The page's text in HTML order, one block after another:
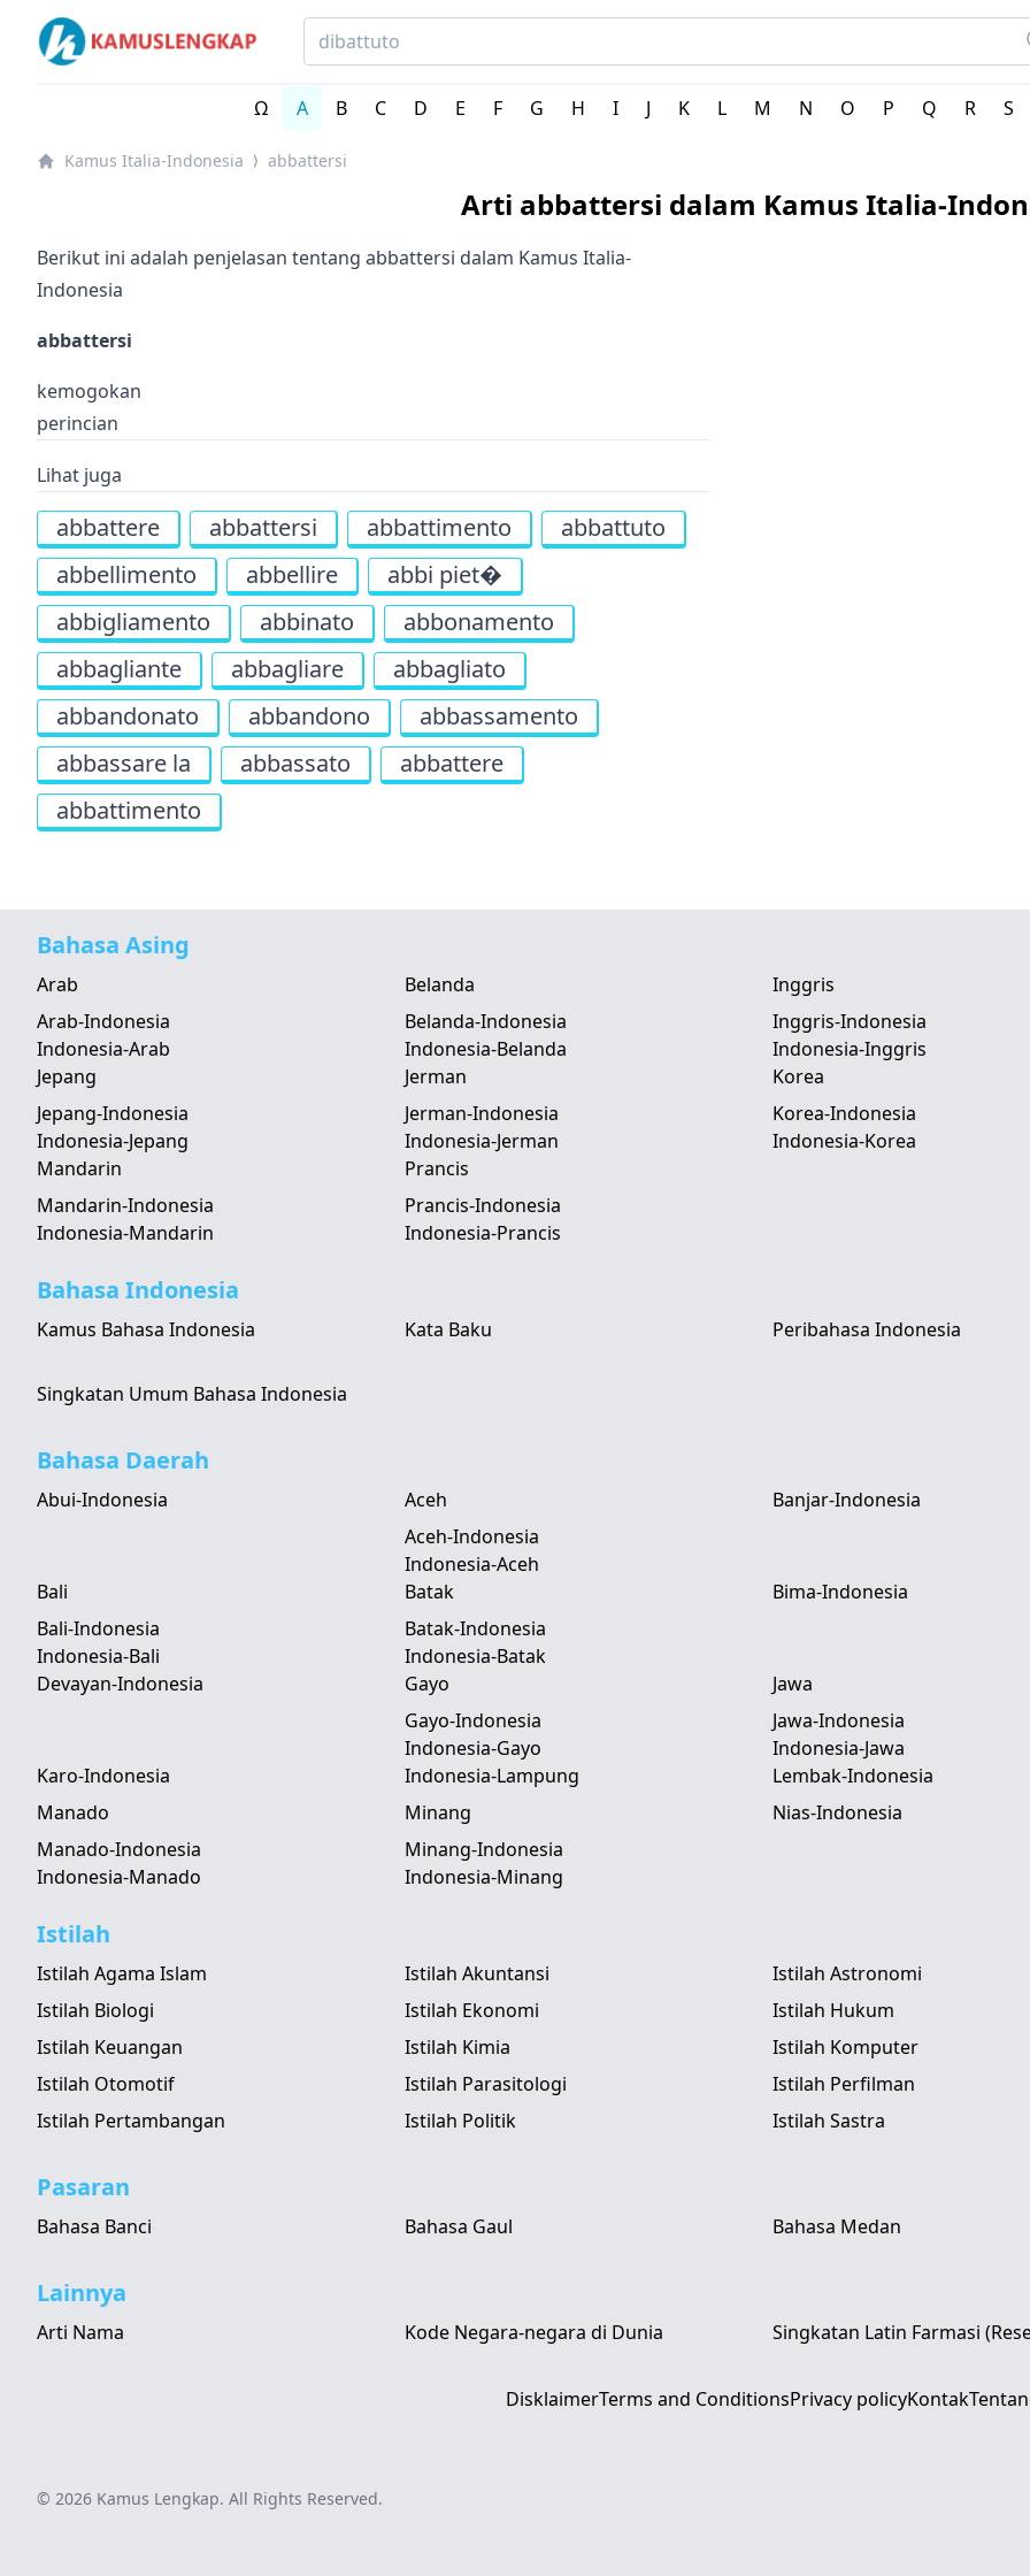
Kamus Lengkap Italia-Indonesia - Kamus Bahasa Italia
Ω A B C D E F G H I J K L M N O P Q R S
Kamus Italia-Indonesia ⟩ abbattersi
Arti abbattersi dalam Kamus Italia-
Berikut ini adalah penjelasan tentang abbattersi dalam Kamus Italia-
Indonesia
abbattersi
kemogokan
perincian
Lihat juga
abbattere abbattersi abbattimento
abbattuto
abbellimento
abbellire
abbi piet�
abbigliamento
abbinato
abbonamento
abbagliante
abbagliare
abbagliato
abbandonato
abbandono
abbassamento
abbassare la
abbassato
abbattere
abbattimento
Bahasa Asing
Arab
Arab-Indonesia
Indonesia-Arab
Belanda
Belanda-Indonesia
Indonesia-Belanda
Inggris
Inggris-Indonesia
Indonesia-Inggris
Jepang
Jepang-Indonesia
Indonesia-Jepang
Jerman
Jerman-Indonesia
Indonesia-Jerman
Korea
Korea-Indonesia
Indonesia-Korea
Mandarin
Mandarin-Indonesia
Indonesia-Mandarin
Prancis
Prancis-Indonesia
Indonesia-Prancis
Bahasa Indonesia
Kamus Bahasa Indonesia Kata Baku Peribahasa Indonesia
Singkatan Umum Bahasa Indonesia
Bahasa Daerah
Abui-Indonesia
Aceh
Aceh-Indonesia
Indonesia-Aceh
Banjar-Indonesia
Bali
Bali-Indonesia
Indonesia-Bali
Batak
Batak-Indonesia
Indonesia-Batak
Bima-Indonesia
Devayan-Indonesia
Gayo
Gayo-Indonesia
Indonesia-Gayo
Jawa
Jawa-Indonesia
Indonesia-Jawa
Karo-Indonesia Indonesia-Lampung Lembak-Indonesia
Manado
Manado-Indonesia
Indonesia-Manado
Minang
Minang-Indonesia
Indonesia-Minang
Nias-Indonesia
Istilah
Istilah Agama Islam Istilah Akuntansi Istilah Astronomi
Istilah Biologi
Istilah Ekonomi Istilah Hukum
Istilah Keuangan
Istilah Kimia Istilah Komputer
Istilah Otomotif
Istilah Parasitologi Istilah Perfilman
Istilah Pertambangan
Istilah Politik Istilah Sastra
Pasaran
Bahasa Banci Bahasa Gaul Bahasa Medan
Lainnya
Arti Nama Kode Negara-negara di Dunia Singkatan Latin Farmasi
DisklaimerTerms and ConditionsPrivacy policyKontak
© 2026 Kamus Lengkap. All Rights Reserved.